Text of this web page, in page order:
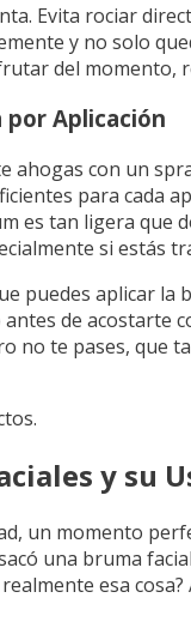
Evita rociar
y no solo
del momento,
por Aplicación
ahogas con un
para cada
es tan ligera que
si estás
puedes aplicar
de acostarte
no te pases, que
y su
un momento
una bruma
esa